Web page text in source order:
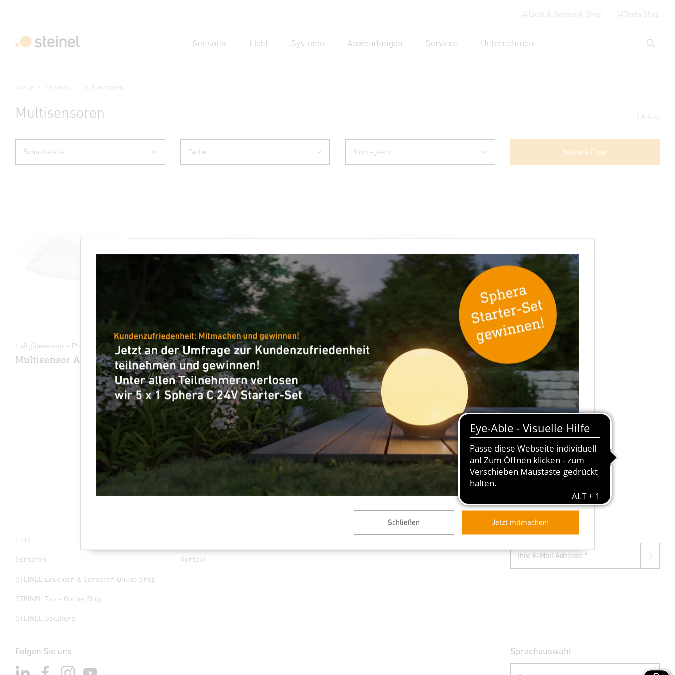
🛒Licht & Sensorik Shop 🛒Tools Shop
Sensorik Licht Systeme Anwendungen Services Unternehmen
Suche
×
Schließen Jetzt mitmachen!
Group Sensorik Multisensoren
Multisensoren 3 Artikel
Weitere Filter
Schnittstelle Farbe Montageart
Luftgütesensor - Professional Line
Multisensor Air
Multisensor - Professional Line
Multisensor True Presence
KNX
Multisensor - Professional Line
Multisensor True Presence
Licht
Sensoren
STEINEL Leuchten & Sensoren Online Shop
STEINEL Tools Online Shop
STEINEL Solutions
Kontakt Ihre E-Mail Adresse
Folgen Sie uns Sprachauswahl